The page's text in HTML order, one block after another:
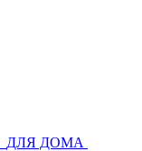
ДЛЯ ДОМА